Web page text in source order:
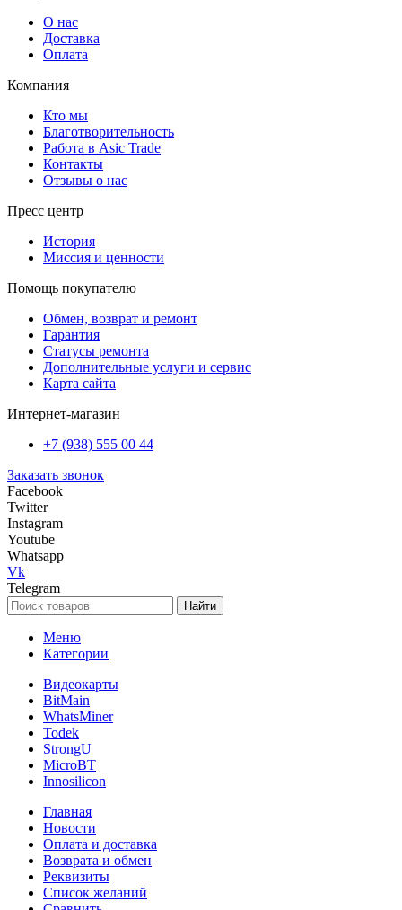
О нас
Доставка
Оплата
Компания
Кто мы
Благотворительность
Работа в Asic Trade
Контакты
Отзывы о нас
Пресс центр
История
Миссия и ценности
Помощь покупателю
Обмен, возврат и ремонт
Гарантия
Статусы ремонта
Дополнительные услуги и сервис
Карта сайта
Интернет-магазин
+7 (938) 555 00 44
Заказать звонок
Facebook
Twitter
Instagram
Youtube
Whatsapp
Vk
Telegram
Найти
Меню
Категории
Видеокарты
BitMain
WhatsMiner
Todek
StrongU
MicroBT
Innosilicon
Главная
Новости
Оплата и доставка
Возврата и обмен
Реквизиты
Список желаний